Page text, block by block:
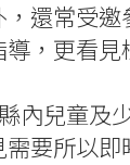
還常受
，更看
內兒童及
要所以